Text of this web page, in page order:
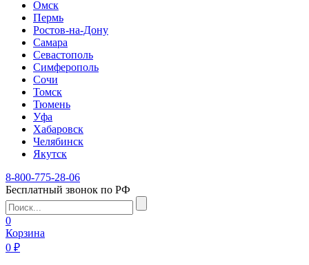
Омск
Пермь
Ростов-на-Дону
Самара
Севастополь
Симферополь
Сочи
Томск
Тюмень
Уфа
Хабаровск
Челябинск
Якутск
8-800-775-28-06
Бесплатный звонок по РФ
0
Корзина
0 ₽